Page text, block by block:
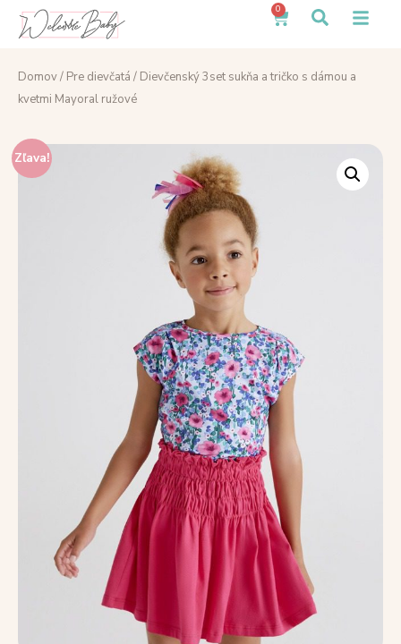
0
Domov/ Pre dievčatá / Dievčenský 3set sukňa a tričko s dámou a
kvetmi Mayoral ružové
Zľava!